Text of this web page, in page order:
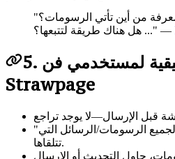
"هل هناك أي طريقة لمعرفة من أين تأتي الرسومات؟
... هل هناك طريقة لتتبعها؟" —
5. نصائح حقيقية لمستخدمي فن
Strawpage
"الحيل" هي الموقع الرئيسي لجميع الرسومات/الرسائل التي
تتلقاها.
حاول التحديث أو الإرسال